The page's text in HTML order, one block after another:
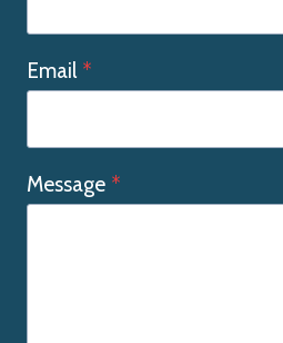
Email *
Message *